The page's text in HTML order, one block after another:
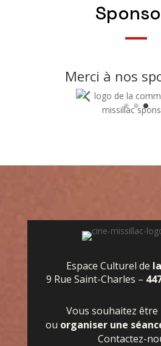
Merci à nos
Espace Culturel de
9 Rue Saint-Charles –
Vous souhaitez être
ou organiser une
Contactez-